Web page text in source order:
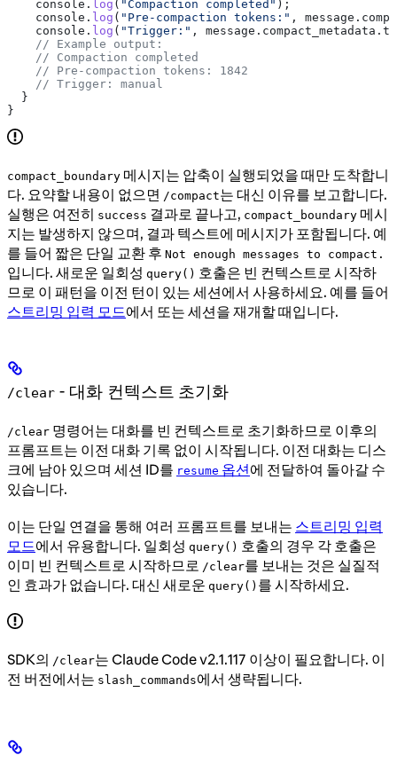
    console
. log ( "Compaction completed" );
    console
. log ( "Pre-compaction tokens:" , message .
    console
. log ( "Trigger:" , message . compact_metadata .
    // Example output:
    // Compaction completed
    // Pre-compaction tokens: 1842
    // Trigger: manual
  }
}
compact_boundary 메시지는 압축이 실행되었을 때만 도착합니
다. 요약할 내용이 없으면 /compact는 대신 이유를 보고합니다.
실행은 여전히 success 결과로 끝나고, compact_boundary 메시
지는 발생하지 않으며, 결과 텍스트에 메시지가 포함됩니다. 예
를 들어 짧은 단일 교환 후 Not enough messages to compact.
입니다. 새로운 일회성 query() 호출은 빈 컨텍스트로 시작하
므로 이 패턴을 이전 턴이 있는 세션에서 사용하세요. 예를 들어
스트리밍 입력 모드에서 또는 세션을 재개할 때입니다.
/clear - 대화 컨텍스트 초기화
/clear 명령어는 대화를 빈 컨텍스트로 초기화하므로 이후의
프롬프트는 이전 대화 기록 없이 시작됩니다. 이전 대화는 디스
크에 남아 있으며 세션 ID를 resume 옵션에 전달하여 돌아갈 수
있습니다.
이는 단일 연결을 통해 여러 프롬프트를 보내는 스트리밍 입력
모드에서 유용합니다. 일회성 query() 호출의 경우 각 호출은
이미 빈 컨텍스트로 시작하므로 /clear를 보내는 것은 실질적
인 효과가 없습니다. 대신 새로운 query() 를 시작하세요.
SDK의 /clear는 Claude Code v2.1.117 이상이 필요합니다. 이
전 버전에서는 slash_commands에서 생략됩니다.